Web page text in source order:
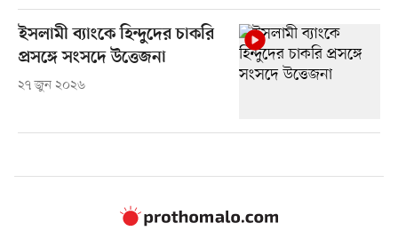
ইসলামী ব্যাংকে হিন্দুদের চাকরি
প্রসঙ্গে সংসদে উত্তেজনা
২৭ জুন ২০২৬